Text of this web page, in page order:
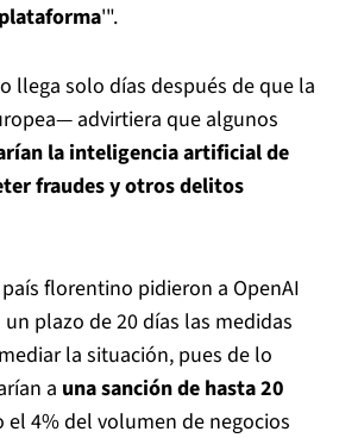
'".
llega solo días después de que la
advirtiera que algunos
la inteligencia artificial de
fraudes y otros delitos
florentino pidieron a OpenAI
plazo de 20 días las medidas
la situación, pues de lo
a una sanción de hasta 20
el 4% del volumen de negocios